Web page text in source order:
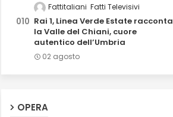
Fattitaliani Fatti Televisivi
Rai 1, Linea Verde Estate racconta
la Valle del Chiani, cuore
autentico dell’Umbria
02 agosto
OPERA